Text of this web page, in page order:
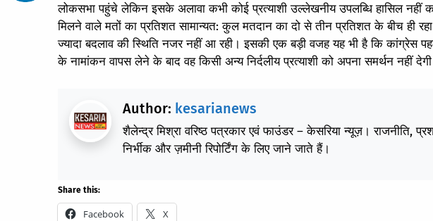
लोकसभा पहुंचे लेकिन इसके अलावा कभी कोई प्रत्याशी उल्लेखनीय उपलब्धि हासिल नहीं
मिलने वाले मतों का प्रतिशत सामान्यत: कुल मतदान का दो से तीन प्रतिशत के बीच ही
ज्यादा बदलाव की स्थिति नजर नहीं आ रही। इसकी एक बड़ी वजह यह भी है कि कांग्रेस
के नामांकन वापस लेने के बाद वह किसी अन्य निर्दलीय प्रत्याशी को अपना समर्थन नहीं
Author: kesarianews
शैलेन्द्र मिश्रा वरिष्ठ पत्रकार एवं फाउंडर – केसरिया न्यूज़। राजनीति,
निर्भीक और ज़मीनी रिपोर्टिंग के लिए जाने जाते हैं।
Share this:
Facebook X